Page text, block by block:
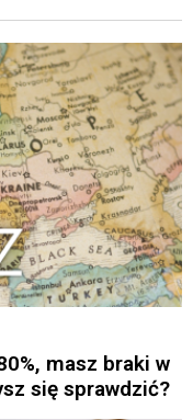
masz braki w
się sprawdzić?